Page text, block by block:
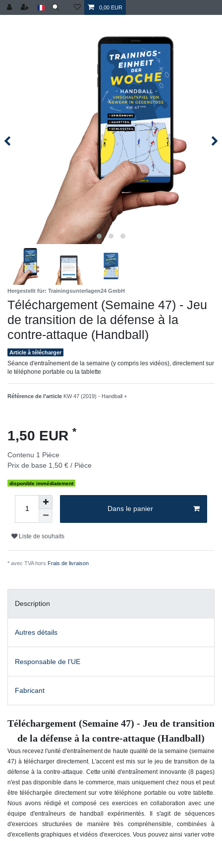
0,00 EUR
Hergestellt für: Trainingsunterlagen24 GmbH
Téléchargement (Semaine 47) - Jeu
de transition de la défense à la
contre-attaque (Handball)
Article à télécharger
Séance d'entraînement de la semaine (y compris les vidéos), directement sur
le téléphone portable ou la tablette
Référence de l’article KW 47 (2019) - Handball +
1,50 EUR *
Contenu 1 Pièce
Prix de base 1,50 € / Pièce
disponible immédiatement
Dans le panier
Liste de souhaits
* avec TVA hors Frais de livraison
Description
Autres détails
Responsable de l'UE
Fabricant
Téléchargement (Semaine 47) - Jeu de transition
de la défense à la contre-attaque (Handball)
Vous recevez l'unité d'entraînement de haute qualité de la semaine (semaine
47) à télécharger directement. L'accent est mis sur le jeu de transition de la
défense à la contre-attaque. Cette unité d'entraînement innovante (8 pages)
n'est pas disponible dans le commerce, mais uniquement chez nous et peut
être téléchargée directement sur votre téléphone portable ou votre tablette.
Nous avons rédigé et composé ces exercices en collaboration avec une
équipe d'entraîneurs de handball expérimentés. Il s'agit de séquences
d'exercices structurées de manière très compréhensible, combinées à
d'excellents graphiques et vidéos d'exercices. Vous pouvez ainsi varier votre